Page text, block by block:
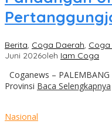
Berita, Coga Daerah, Coga
Juni 2026oleh Iam Coga
Coganews –
Provinsi Baca Selengkapnya
Nasional